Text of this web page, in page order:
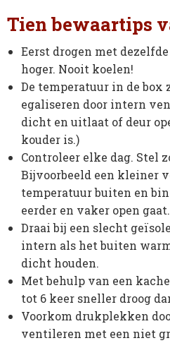
Tien bewaartips
Eerst drogen met
hoger. Nooit koelen!
De temperatuur in de box
egaliseren door intern
dicht en uitlaat of deur
kouder is.)
Controleer elke dag. Stel
Bijvoorbeeld een kleiner
temperatuur buiten en
eerder en vaker open gaat.
Draai bij een slecht
intern als het buiten
dicht houden.
Met behulp van een
tot 6 keer sneller droog
Voorkom drukplekken
ventileren met een niet